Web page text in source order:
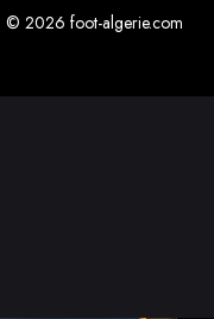
© 2026 foot-algerie.com